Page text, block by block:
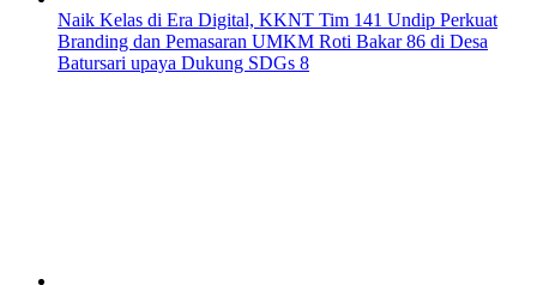
Naik Kelas di Era Digital, KKNT Tim 141 Undip Perkuat
Branding dan Pemasaran UMKM Roti Bakar 86 di Desa
Batursari upaya Dukung SDGs 8